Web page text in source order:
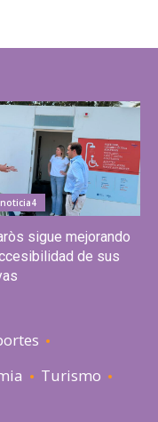
sigue mejorando
de sus
Turismo